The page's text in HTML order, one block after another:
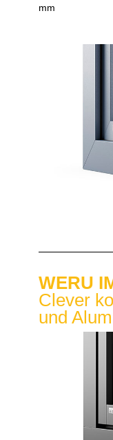
mm
WERU
Clever
und